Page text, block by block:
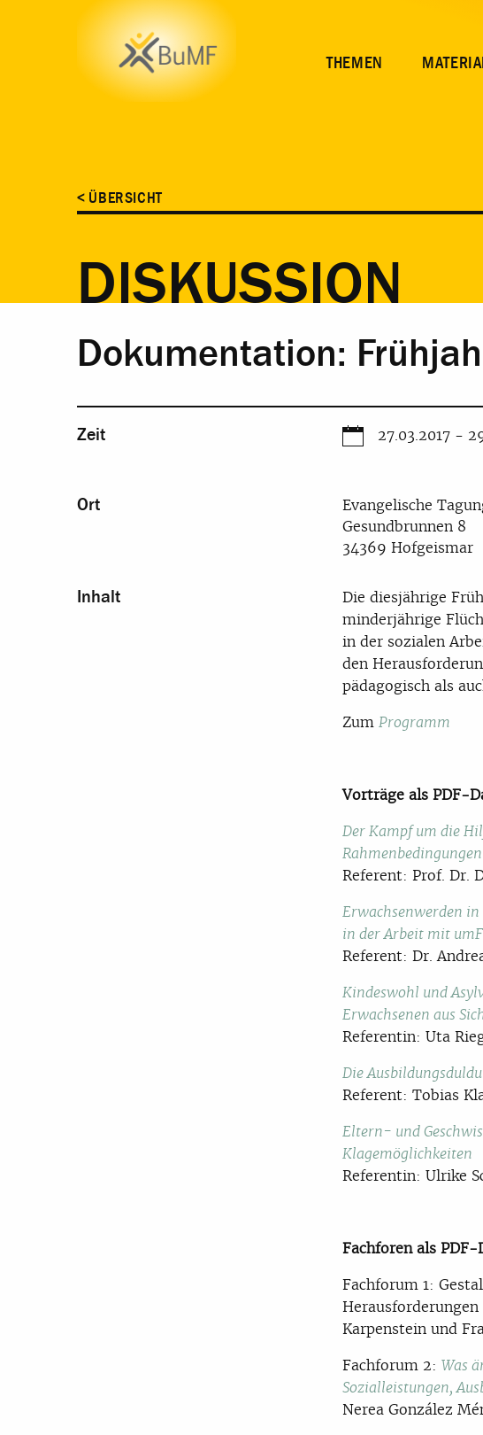
THEMEN
< ÜBERSICHT
DISKUSSION
ORT INHALT
Dokumentation:
Zeit 27.03.2017 -
Ort
Evangelische
Gesundbrunnen 8
34369 Hofgeismar
Inhalt
Die diesjährige
minderjährige
in der sozialen
den
pädagogisch als
Zum Programm
Vorträge als PDF-
Der Kampf um die
Referent: Prof. Dr.
Erwachsenwerden
in der Arbeit mit umF
Referent: Dr.
Kindeswohl und
Erwachsenen aus
Referentin: Uta
Die
Referent: Tobias
Eltern- und
Klagemöglichkeiten
Referentin: Ulrike
Fachforen als PDF-
Fachforum 1:
Karpenstein und
Fachforum 2: Was
Sozialleistungen,
Nerea González